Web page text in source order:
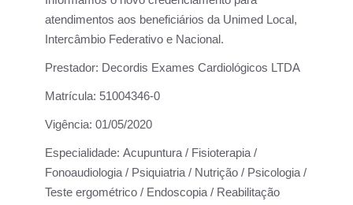
atendimentos aos beneficiários da Unimed Local,
Intercâmbio Federativo e Nacional.
Prestador: Decordis Exames Cardiológicos LTDA
Matrícula: 51004346-0
Vigência: 01/05/2020
Especialidade: Acupuntura / Fisioterapia /
Fonoaudiologia / Psiquiatria / Nutrição / Psicologia /
Teste ergométrico / Endoscopia / Reabilitação